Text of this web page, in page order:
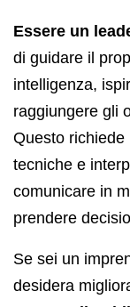
Essere un
di guidare il
intelligenza,
raggiungere gli
Questo
tecniche e
comunicare in
prendere
Se sei un
desidera